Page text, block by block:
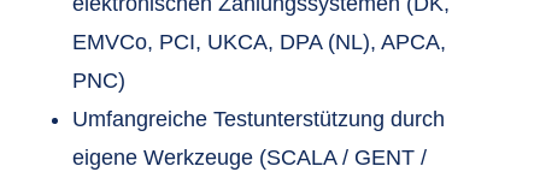
EMVCo, PCI, UKCA, DPA (NL), APCA,
PNC)
Umfangreiche Testunterstützung durch
eigene Werkzeuge (SCALA / GENT /